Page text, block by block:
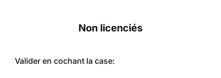
Non licenciés
Valider en cochant la case: